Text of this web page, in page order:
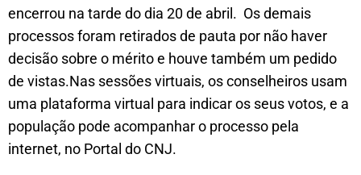
encerrou na tarde do dia 20 de abril. Os demais
processos foram retirados de pauta por não haver
decisão sobre o mérito e houve também um pedido
de vistas.Nas sessões virtuais, os conselheiros usam
uma plataforma virtual para indicar os seus votos, e a
população pode acompanhar o processo pela
internet, no Portal do CNJ.